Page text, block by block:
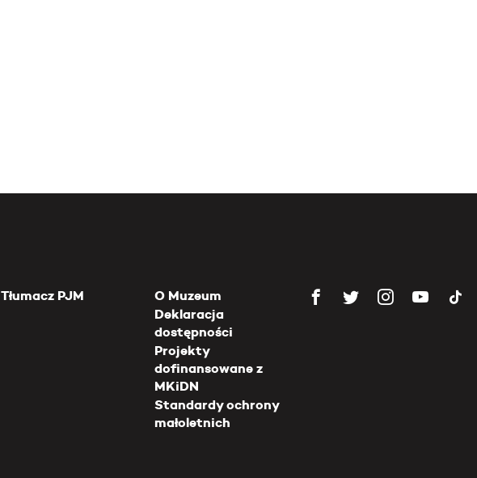
Tłumacz PJM
O Muzeum
Deklaracja
dostępności
Projekty
dofinansowane z
MKiDN
Standardy ochrony
małoletnich